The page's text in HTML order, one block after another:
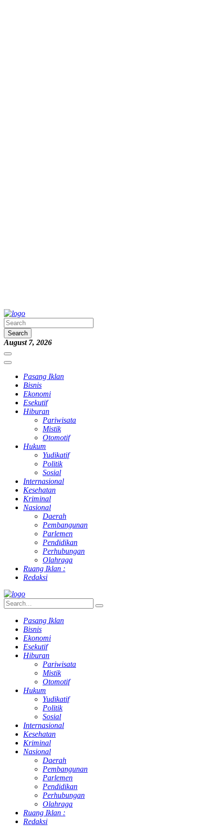
Search
August 7, 2026
Pasang Iklan
Bisnis
Ekonomi
Esekutif
Hiburan
Pariwisata
Mistik
Otomotif
Hukum
Yudikatif
Politik
Sosial
Internasional
Kesehatan
Kriminal
Nasional
Daerah
Pembangunan
Parlemen
Pendidikan
Perhubungan
Olahraga
Ruang Iklan :
Redaksi
Pasang Iklan
Bisnis
Ekonomi
Esekutif
Hiburan
Pariwisata
Mistik
Otomotif
Hukum
Yudikatif
Politik
Sosial
Internasional
Kesehatan
Kriminal
Nasional
Daerah
Pembangunan
Parlemen
Pendidikan
Perhubungan
Olahraga
Ruang Iklan :
Redaksi